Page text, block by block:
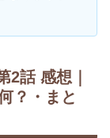
2話 感想｜
？・まと